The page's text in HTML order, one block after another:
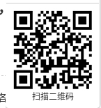
助力绿色发
行业都在积极推进
扫描二维码